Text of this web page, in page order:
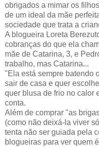
obrigados a mimar os
de um ideal da mãe
sociedade que trata a
A blogueira Loreta
cobranças do que ela
mãe de Catarina, 3, e
trabalho, mas Catarina...
"Ela está sempre batendo
sair de casa e quer
quer blusa de frio no calor
conta.
Além de comprar "as
(como não deixá-la viver
tenta não ser guiada pela
blogueiras para ver quem